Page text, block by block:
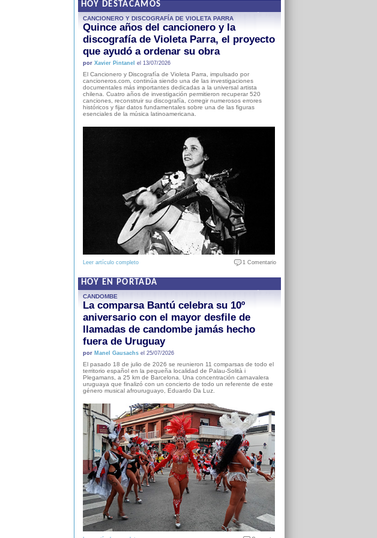
HOY DESTACAMOS
CANCIONERO Y DISCOGRAFÍA DE VIOLETA PARRA
Quince años del cancionero y la
discografía de Violeta Parra, el proyecto
que ayudó a ordenar su obra
por Xavier Pintanel el 13/07/2026
El Cancionero y Discografía de Violeta Parra, impulsado por
cancioneros.com, continúa siendo una de las investigaciones
documentales más importantes dedicadas a la universal artista
chilena. Cuatro años de investigación permitieron recuperar 520
canciones, reconstruir su discografía, corregir numerosos errores
históricos y fijar datos fundamentales sobre una de las figuras
esenciales de la música latinoamericana.
Leer artículo completo 1 Comentario
HOY EN PORTADA
CANDOMBE
La comparsa Bantú celebra su 10º
aniversario con el mayor desfile de
llamadas de candombe jamás hecho
fuera de Uruguay
por Manel Gausachsel 25/07/2026
El pasado 18 de julio de 2026 se reunieron 11 comparsas de todo el
territorio español en la pequeña localidad de Palau-Solità i
Plegamans, a 25 km de Barcelona. Una concentración carnavalera
uruguaya que finalizó con un concierto de todo un referente de este
género musical afrouruguayo, Eduardo Da Luz.